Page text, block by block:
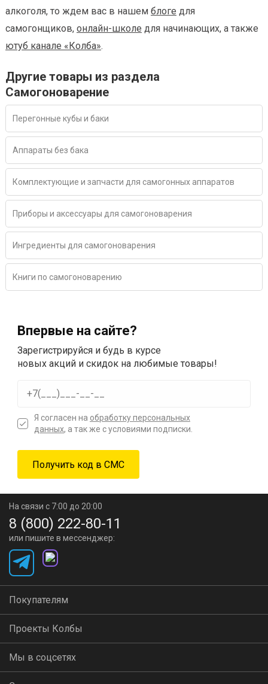
алкоголя, то ждем вас в нашем блоге для
самогонщиков, онлайн-школе для начинающих, а также
ютуб канале «Колба».
Другие товары из раздела
Самогоноварение
Перегонные кубы и баки
Аппараты без бака
Комплектующие и запчасти для самогонных аппаратов
Приборы и аксессуары для самогоноварения
Ингредиенты для самогоноварения
Книги по самогоноварению
Впервые на сайте?
Зарегистрируйся и будь в курсе
новых акций и скидок на любимые товары!
Я согласен на обработку персональных
данных, а так же с условиями подписки.
На связи с 7:00 до 20:00
8 (800) 222-80-11
или пишите в мессенджер:
Покупателям
Проекты Колбы
Мы в соцсетях